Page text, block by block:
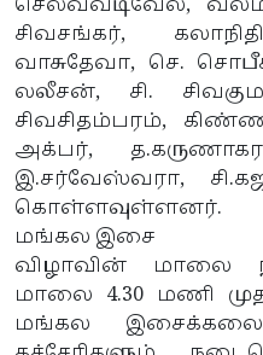
சிவசங்கர்,
வாசுதேவா, செ.
லலீசன், சி.
சிவசிதம்பரம்,
அக்பர்,
இ.சர்வேஸ்வரா,
கொள்ளவுள்ளனர்.
மங்கல இசை
விழாவின் மாலை
மாலை 4.30 மணி
மங்கல